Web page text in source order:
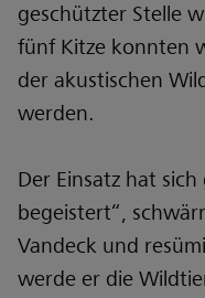
geschützter Stelle
fünf Kitze konnten
der akustischen
werden.
Der Einsatz hat
begeistert“,
Vandeck und
werde er die